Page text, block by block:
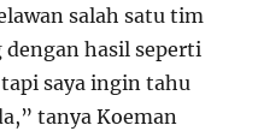
salah satu tim
dengan hasil seperti
tapi saya ingin tahu
tanya Koeman